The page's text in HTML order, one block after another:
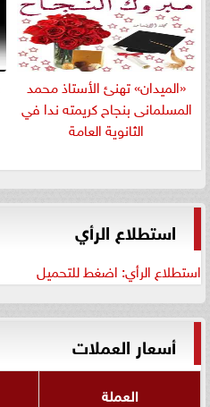
«الميدان» تهنئ الأستاذ محمد
المسلمانى بنجاح كريمته ندا في
الثانوية العامة
استطلاع الرأي
استطلاع الرأي: اضغط للتحميل
أسعار العملات
العملة